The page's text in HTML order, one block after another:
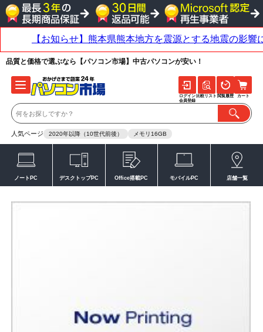
品質と価格で選ぶなら【パソコン市場】中古パソコンが安い！
人気ページ 2020年以降（10世代前後） メモリ16GB
ログイン
会員登録
比較リスト 閲覧履歴 カート
ノートPC デスクトップPC Office搭載PC モバイルPC 店舗一覧